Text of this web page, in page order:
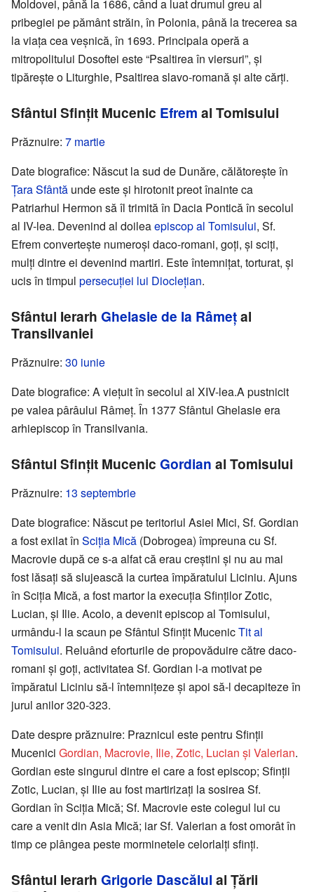
Moldovei, până la 1686, când a luat drumul greu al
pribegiei pe pământ străin, în Polonia, până la trecerea sa
la viața cea veșnică, în 1693. Principala operă a
mitropolitului Dosoftei este “Psaltirea în viersuri”, și
tipărește o Liturghie, Psaltirea slavo-romană și alte cărți.
Sfântul Sfințit Mucenic Efrem al Tomisului
Prăznuire: 7 martie
Date biografice: Născut la sud de Dunăre, călătorește în
Țara Sfântă unde este și hirotonit preot înainte ca
Patriarhul Hermon să îl trimită în Dacia Pontică în secolul
al IV-lea. Devenind al doileaepiscop al Tomisului, Sf.
Efrem convertește numeroși daco-romani, goți, și sciți,
mulți dintre ei devenind martiri. Este întemnițat, torturat, și
ucis în timpul persecuției lui Dioclețian.
Sfântul Ierarh Ghelasie de la Râmețal
Transilvaniei
Prăznuire: 30 iunie
Date biografice: A viețuit în secolul al XIV-lea.A pustnicit
pe valea pârâului Râmeț. În 1377 Sfântul Ghelasie era
arhiepiscop în Transilvania.
Sfântul Sfințit Mucenic Gordian al Tomisului
Prăznuire: 13 septembrie
Date biografice: Născut pe teritoriul Asiei Mici, Sf. Gordian
a fost exilat în Sciția Mică (Dobrogea) împreuna cu Sf.
Macrovie după ce s-a alfat că erau creștini și nu au mai
fost lăsați să slujească la curtea împăratului Liciniu. Ajuns
în Sciția Mică, a fost martor la execuția Sfinților Zotic,
Lucian, și Ilie. Acolo, a devenit episcop al Tomisului,
urmându-l la scaun pe Sfântul Sfințit MucenicTit al
Tomisului. Reluând eforturile de propovăduire către daco-
romani și goți, activitatea Sf. Gordian l-a motivat pe
împăratul Liciniu să-l întemnițeze și apoi să-l decapiteze în
jurul anilor 320-323.
Date despre prăznuire: Praznicul este pentru Sfinții
Mucenici Gordian, Macrovie, Ilie, Zotic, Lucian și Valerian.
Gordian este singurul dintre ei care a fost episcop; Sfinții
Zotic, Lucian, și Ilie au fost martirizați la sosirea Sf.
Gordian în Sciția Mică; Sf. Macrovie este colegul lui cu
care a venit din Asia Mică; iar Sf. Valerian a fost omorât în
timp ce plângea peste morminetele celorlalți sfinți.
Sfântul Ierarh Grigorie Dascălul al Țării